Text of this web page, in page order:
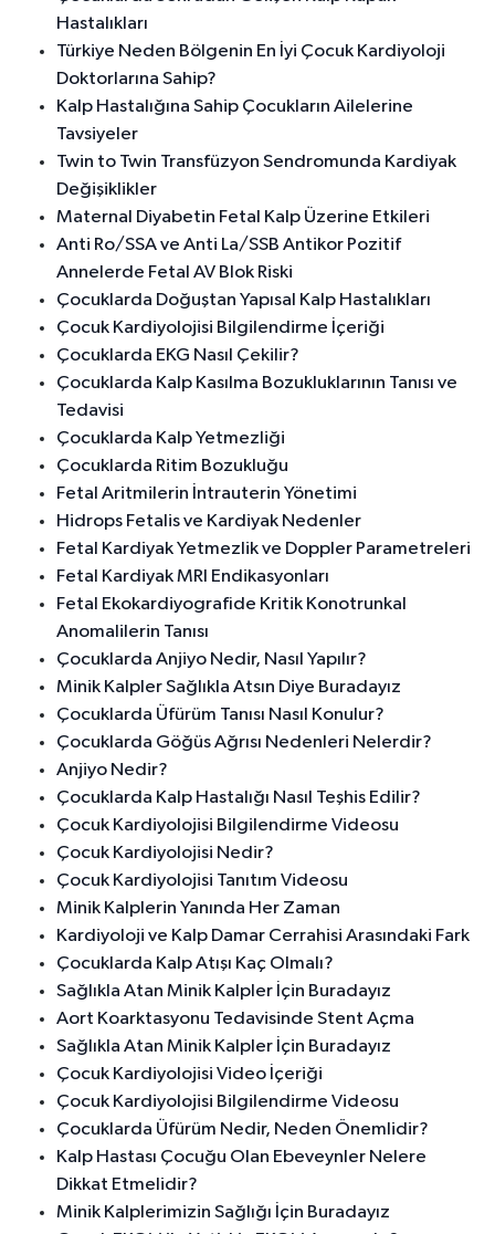
Hastalıkları
Türkiye Neden Bölgenin En İyi Çocuk Kardiyoloji
Doktorlarına Sahip?
Kalp Hastalığına Sahip Çocukların Ailelerine
Tavsiyeler
Twin to Twin Transfüzyon Sendromunda Kardiyak
Değişiklikler
Maternal Diyabetin Fetal Kalp Üzerine Etkileri
Anti Ro/SSA ve Anti La/SSB Antikor Pozitif
Annelerde Fetal AV Blok Riski
Çocuklarda Doğuştan Yapısal Kalp Hastalıkları
Çocuk Kardiyolojisi Bilgilendirme İçeriği
Çocuklarda EKG Nasıl Çekilir?
Çocuklarda Kalp Kasılma Bozukluklarının Tanısı ve
Tedavisi
Çocuklarda Kalp Yetmezliği
Çocuklarda Ritim Bozukluğu
Fetal Aritmilerin İntrauterin Yönetimi
Hidrops Fetalis ve Kardiyak Nedenler
Fetal Kardiyak Yetmezlik ve Doppler Parametreleri
Fetal Kardiyak MRI Endikasyonları
Fetal Ekokardiyografide Kritik Konotrunkal
Anomalilerin Tanısı
Çocuklarda Anjiyo Nedir, Nasıl Yapılır?
Minik Kalpler Sağlıkla Atsın Diye Buradayız
Çocuklarda Üfürüm Tanısı Nasıl Konulur?
Çocuklarda Göğüs Ağrısı Nedenleri Nelerdir?
Anjiyo Nedir?
Çocuklarda Kalp Hastalığı Nasıl Teşhis Edilir?
Çocuk Kardiyolojisi Bilgilendirme Videosu
Çocuk Kardiyolojisi Nedir?
Çocuk Kardiyolojisi Tanıtım Videosu
Minik Kalplerin Yanında Her Zaman
Kardiyoloji ve Kalp Damar Cerrahisi Arasındaki Fark
Çocuklarda Kalp Atışı Kaç Olmalı?
Sağlıkla Atan Minik Kalpler İçin Buradayız
Aort Koarktasyonu Tedavisinde Stent Açma
Sağlıkla Atan Minik Kalpler İçin Buradayız
Çocuk Kardiyolojisi Video İçeriği
Çocuk Kardiyolojisi Bilgilendirme Videosu
Çocuklarda Üfürüm Nedir, Neden Önemlidir?
Kalp Hastası Çocuğu Olan Ebeveynler Nelere
Dikkat Etmelidir?
Minik Kalplerimizin Sağlığı İçin Buradayız